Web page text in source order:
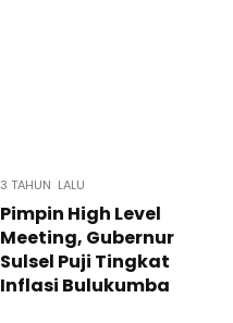
3 TAHUN LALU
Pimpin High Level
Meeting, Gubernur
Sulsel Puji Tingkat
Inflasi Bulukumba